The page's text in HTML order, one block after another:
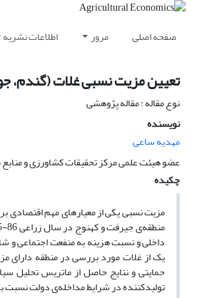
صفحه اصلی مرور اطلاعات نشریه
تعیین مزیت نسبی غلات (گندم،
نوع مقاله : مقاله پژوهشی
نویسنده
مهدیه ساعی
عضو هیئت علمی مرکز تحقیقات کشاورزی و
چکیده
مزیت نسبی یکی از معیارهای مهم اقتصادی
داخلی و نسبت هزینه به منفعت اجتماعی
یک از غلات مورد بررسی در منطقه
حمایتی و نتایج حاصل از ماتریس تحلیل
تولیدکننده در شرایط مداخله‌ی دولت